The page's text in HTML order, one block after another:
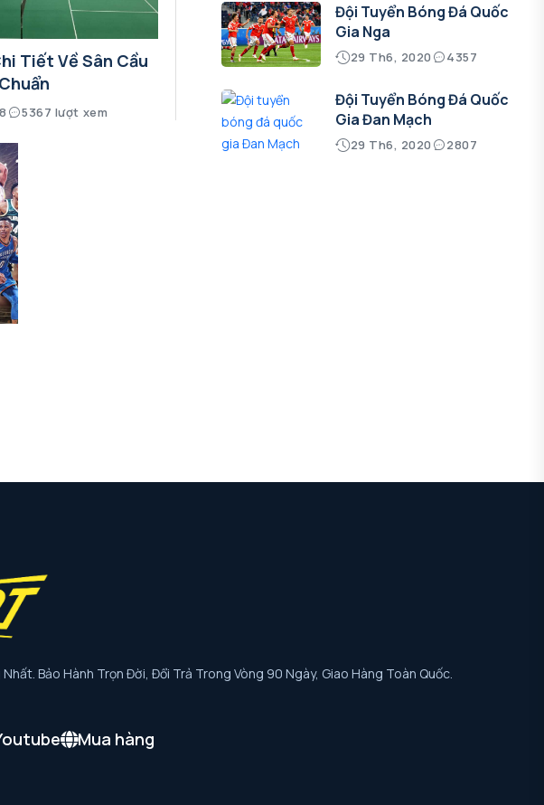
Tiết Về Sân Cầu
5367 lượt xem
Đội Tuyển Bóng Đá Quốc
Gia Nga
29 Th6, 2020 4357
Đội Tuyển Bóng Đá Quốc
Gia Đan Mạch
29 Th6, 2020 2807
Bảo Hành Trọn Đời, Đổi Trả Trong Vòng 90 Ngày, Giao Hàng Toàn Quốc.
Mua hàng